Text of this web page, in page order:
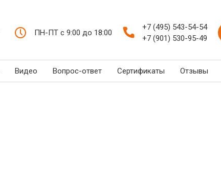
ПН-ПТ с 9:00 до 18:00
+7 (495) 543-54-54
+7 (901) 530-95-49
Видео Вопрос-ответ Сертификаты Отзывы